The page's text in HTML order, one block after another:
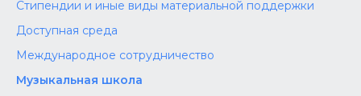
Стипендии и иные виды материальной поддержки
Доступная среда
Международное сотрудничество
Музыкальная школа